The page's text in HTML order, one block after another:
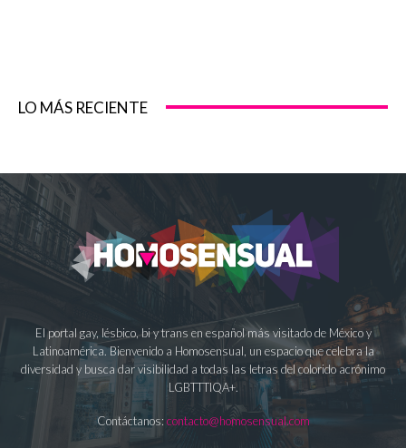
LO MÁS RECIENTE
El portal gay, lésbico, bi y trans en español más visitado de México y
Latinoamérica. Bienvenido a Homosensual, un espacio que celebra la
diversidad y busca dar visibilidad a todas las letras del colorido acrónimo
LGBTTTIQA+.
Contáctanos: contacto@homosensual.com